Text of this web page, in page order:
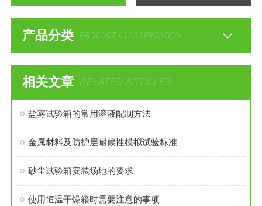
产品分类 PRODUCT CLASSIFICATION
相关文章 RELATED ARTICLES
盐雾试验箱的常用溶液配制方法
金属材料及防护层耐候性模拟试验标准
砂尘试验箱安装场地的要求
使用恒温干燥箱时需要注意的事项